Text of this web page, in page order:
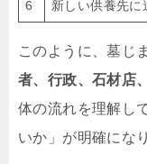
6 新しい供養先に
このように、墓じ
者、行政、石材店
体の流れを理解し
いか」が明確にな